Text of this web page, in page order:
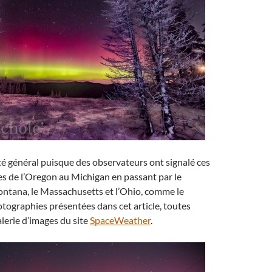
général puisque des observateurs ont signalé ces
de l’Oregon au Michigan en passant par le
le Massachusetts et l’Ohio, comme le
présentées dans cet article, toutes
d’images du siteSpaceWeather.